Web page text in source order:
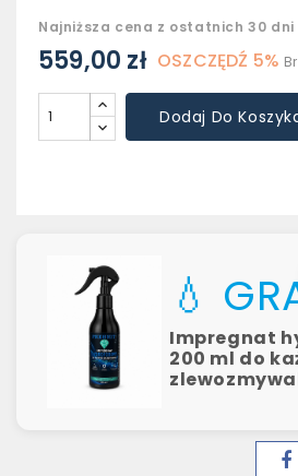
Najniższa cena z ostatnich 30 dni
559,00 zł OSZCZĘDŹ 5%
Dodaj Do
💧
Impregnat
200 ml do